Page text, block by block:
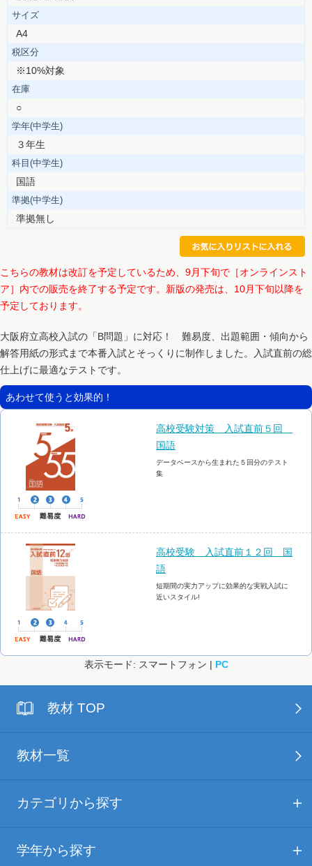
サイズ
A4
税区分
※10%対象
在庫
○
学年(中学生)
３年生
科目(中学生)
国語
準拠(中学生)
準拠無し
こちらの教材は改訂を予定しているため、9月下旬で［オンラインスト
ア］内での販売を終了する予定です。新版の発売は、10月下旬以降を
予定しております。
大阪府立高校入試の「B問題」に対応！ 難易度、出題範囲・傾向から
解答用紙の形式まで本番入試とそっくりに制作しました。入試直前の総
仕上げに最適なテストです。
あわせて使うと効果的！
高校受験対策 入試直前５回
国語
データベースから生まれた５回分のテスト
集
高校受験 入試直前１２回 国
語
短期間の実力アップに効果的な実戦入試に
近いスタイル!
表示モード: スマートフォン | PC
教材 TOP
教材一覧
カテゴリから探す
学年から探す